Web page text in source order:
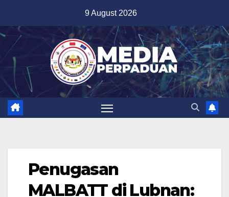
content
9 August 2026
Penugasan
MALBATT di Lubnan: